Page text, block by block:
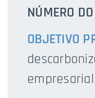
NÚMERO
OBJETIVO